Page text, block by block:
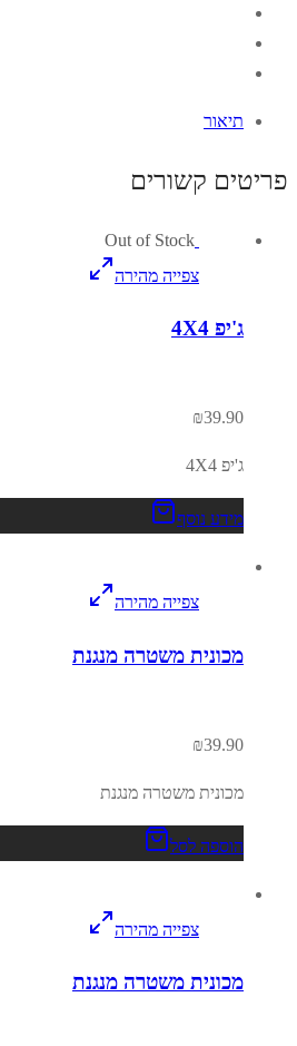
תיאור
פריטים קשורים
Out of Stock
צפייה מהירה
ג'יפ 4X4
₪39.90
ג'יפ 4X4
מידע נוסף
צפייה מהירה
מכונית משטרה מנגנת
₪39.90
מכונית משטרה מנגנת
הוספה לסל
צפייה מהירה
מכונית משטרה מנגנת